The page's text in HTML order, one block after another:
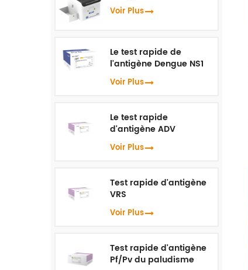
Voir Plus
Le test rapide de
l'antigène Dengue NS1
Voir Plus
Le test rapide
d'antigène ADV
Voir Plus
Test rapide d'antigène
VRS
Voir Plus
Test rapide d'antigène
Pf/Pv du paludisme